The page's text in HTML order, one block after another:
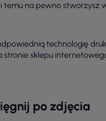
temu na pewno stworzysz
technologię
sklepu
po zdjęcia